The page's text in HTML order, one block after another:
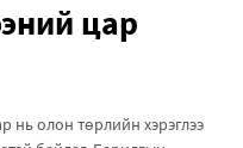
цар
нь олон төрлийн хэрэглээ